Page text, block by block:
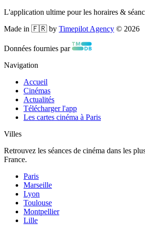
L'application ultime pour les horaires &
Made in 🇫🇷 by Timepilot Agency © 2026
Données fournies par
Navigation
Accueil
Cinémas
Actualités
Télécharger l'app
Les cartes cinéma à Paris
Villes
Retrouvez les séances de cinéma dans les
France.
Paris
Marseille
Lyon
Toulouse
Montpellier
Lille